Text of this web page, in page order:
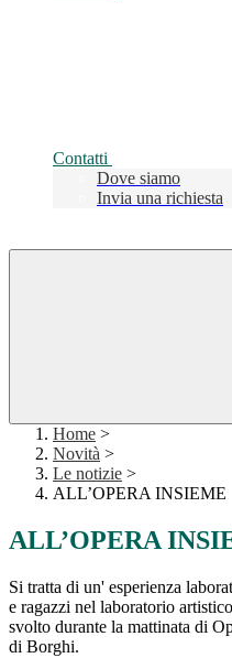
Contatti
Dove siamo
Invia una richiesta
Home >
Novità >
Le notizie >
ALL’OPERA INSIEME
ALL’OPERA
Si tratta di un' esperienza
e ragazzi nel laboratorio
svolto durante la mattinata di
di Borghi.